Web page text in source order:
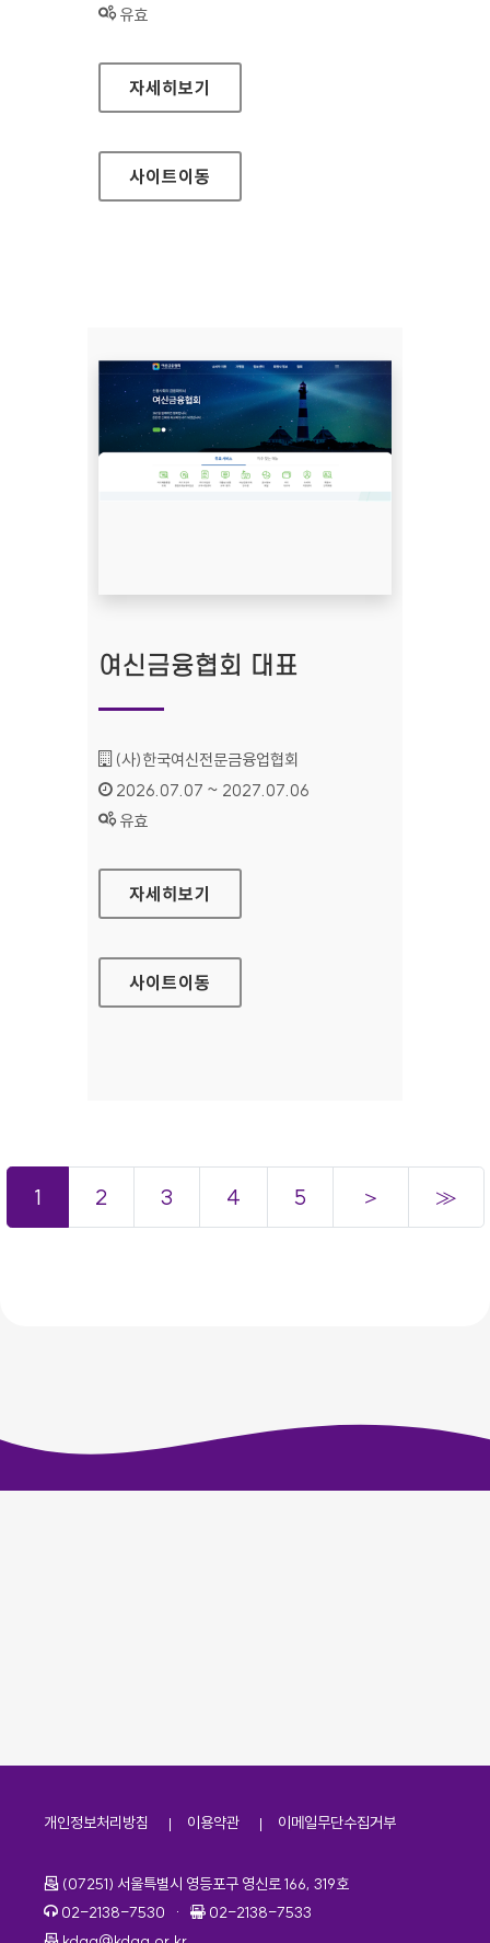
상태 :
유효
여신금융협회 소비자지원센터
자세히보기
사이트이동
여신금융협회 대표
기관명 :
(사)한국여신전문금융업협회
인증기간 :
2026.07.07 ~ 2027.07.06
상태 :
유효
여신금융협회 대표
자세히보기
사이트이동
1 2 3 4 5 ＞ ≫
개인정보처리방침 이용약관 이메일무단수집거부
주소
(07251) 서울특별시 영등포구 영신로 166, 319호
전화번호
02-2138-7530 · 팩스번호
02-2138-7533